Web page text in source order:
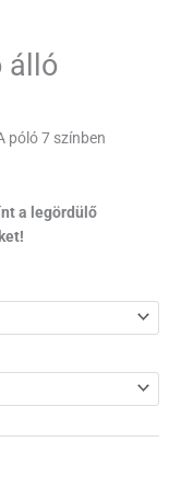
álló
póló 7 színben
a legördülő